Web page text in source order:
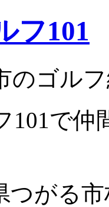
フ101
のゴル
101で
つがる